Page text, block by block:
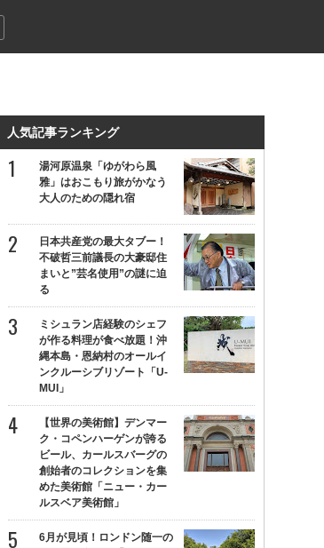
人気記事ランキング
湯河原温泉「ゆがわら風
雅」はおこもり旅がかなう
大人のための隠れ宿
日本共産党の最大タブー！
不破哲三前議長の大豪邸住
まいと”芸名使用”の謎に迫
る
ミシュラン店経験のシェフ
が作る料理が食べ放題！沖
縄本島・恩納村のオールイ
ンクルーシブリゾート「U-
MUI」
【世界の美術館】デンマー
ク・コペンハーゲンが誇る
ビール、カールスバーグの
創始者のコレクションを集
めた美術館「ニュー・カー
ルスベア美術館」
6月が見頃！ロンドン随一の